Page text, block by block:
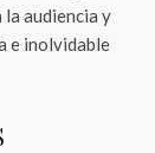
audiencia y
e inolvidable